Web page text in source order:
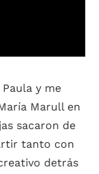
y me
Marull en
sacaron de
tanto con
detrás